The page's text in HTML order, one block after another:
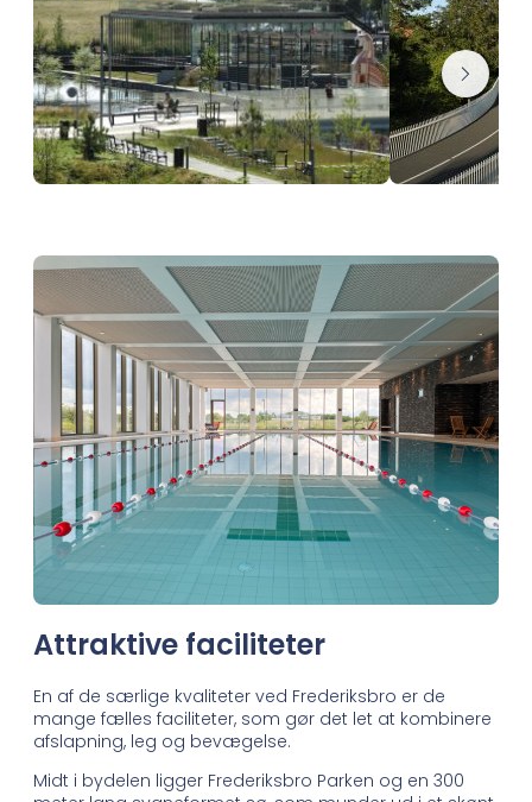
Attraktive faciliteter
En af de særlige kvaliteter ved Frederiksbro er de
mange fælles faciliteter, som gør det let at kombinere
afslapning, leg og bevægelse.
Midt i bydelen ligger Frederiksbro Parken og en 300